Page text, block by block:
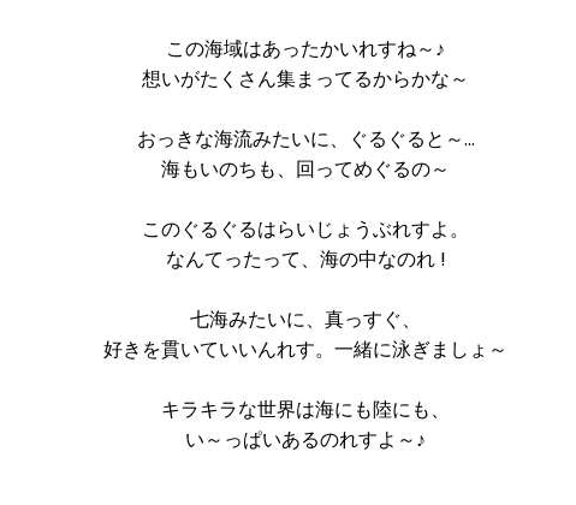
この海域はあったかいれすね～♪
想いがたくさん集まってるからかな～
おっきな海流みたいに、ぐるぐると～…
海もいのちも、回ってめぐるの～
このぐるぐるはらいじょうぶれすよ。
なんてったって、海の中なのれ !
七海みたいに、真っすぐ、
好きを貫いていいんれす。一緒に泳ぎましょ～
キラキラな世界は海にも陸にも、
い～っぱいあるのれすよ～♪